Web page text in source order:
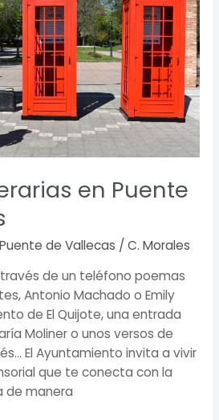
en Puente
Puente de Vallecas / C. Morales
de un teléfono poemas
Antonio Machado o Emily
de El Quijote, una entrada
Moliner o unos versos de
El Ayuntamiento invita a vivir
que te conecta con la
de manera